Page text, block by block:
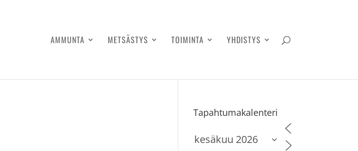
AMMUNTA METSÄSTYS TOIMINTA YHDISTYS
Tapahtumakalenteri